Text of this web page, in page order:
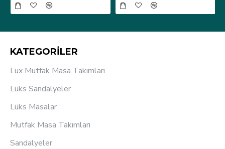
KATEGORİLER
Lux Mutfak Masa Takımları
Lüks Sandalyeler
Lüks Masalar
Mutfak Masa Takımları
Sandalyeler